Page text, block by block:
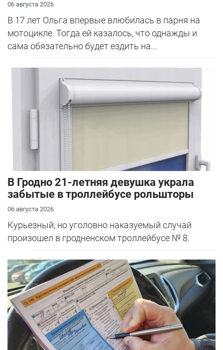
06 августа 2026
В 17 лет Ольга впервые влюбилась в парня на
мотоцикле. Тогда ей казалось, что однажды и
сама обязательно будет ездить на...
В Гродно 21-летняя девушка украла
забытые в троллейбусе рольшторы
06 августа 2026
Курьезный, но уголовно наказуемый случай
произошел в гродненском троллейбусе № 8.